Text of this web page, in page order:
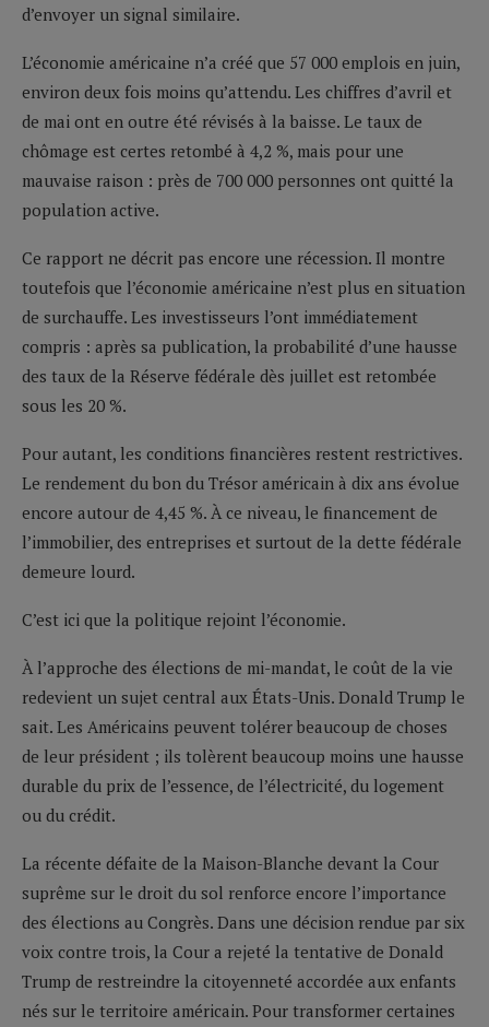
d’envoyer un signal similaire.
L’économie américaine n’a créé que 57 000 emplois en juin,
environ deux fois moins qu’attendu. Les chiffres d’avril et
de mai ont en outre été révisés à la baisse. Le taux de
chômage est certes retombé à 4,2 %, mais pour une
mauvaise raison : près de 700 000 personnes ont quitté la
population active.
Ce rapport ne décrit pas encore une récession. Il montre
toutefois que l’économie américaine n’est plus en situation
de surchauffe. Les investisseurs l’ont immédiatement
compris : après sa publication, la probabilité d’une hausse
des taux de la Réserve fédérale dès juillet est retombée
sous les 20 %.
Pour autant, les conditions financières restent restrictives.
Le rendement du bon du Trésor américain à dix ans évolue
encore autour de 4,45 %. À ce niveau, le financement de
l’immobilier, des entreprises et surtout de la dette fédérale
demeure lourd.
C’est ici que la politique rejoint l’économie.
À l’approche des élections de mi-mandat, le coût de la vie
redevient un sujet central aux États-Unis. Donald Trump le
sait. Les Américains peuvent tolérer beaucoup de choses
de leur président ; ils tolèrent beaucoup moins une hausse
durable du prix de l’essence, de l’électricité, du logement
ou du crédit.
La récente défaite de la Maison-Blanche devant la Cour
suprême sur le droit du sol renforce encore l’importance
des élections au Congrès. Dans une décision rendue par six
voix contre trois, la Cour a rejeté la tentative de Donald
Trump de restreindre la citoyenneté accordée aux enfants
nés sur le territoire américain. Pour transformer certaines